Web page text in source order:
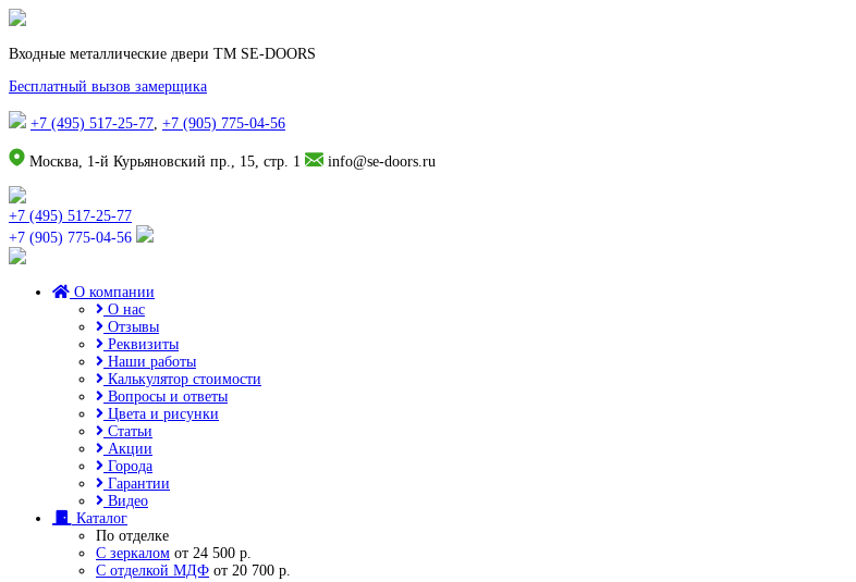
Входные металлические двери TM SE-DOORS
Бесплатный вызов замерщика
+7 (495) 517-25-77, +7 (905) 775-04-56
Москва, 1-й Курьяновский пр., 15, стр. 1 info@se-doors.ru
+7 (495) 517-25-77
+7 (905) 775-04-56
О компании
О нас
Отзывы
Реквизиты
Наши работы
Калькулятор стоимости
Вопросы и ответы
Цвета и рисунки
Статьи
Акции
Города
Гарантии
Видео
Каталог
По отделке
С зеркалом от 24 500 р.
С отделкой МДФ от 20 700 р.